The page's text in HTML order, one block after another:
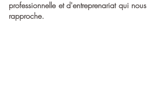
professionnelle et d'entreprenariat qui nous
rapproche.